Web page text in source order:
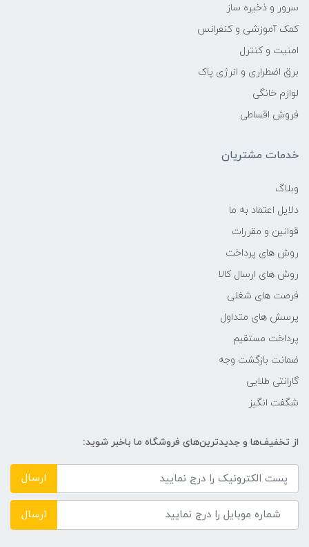
محدوده سرعت پردازنده
NVIDIA
حافظه اختصاصی پردازنده گرافیکی
2GB
سرور و ذخیره ساز
کمک آموزشی و کنفرانس
امنیت و کنترل
برق اضطراری و انرژی پاک
لوازم خانگی
فروش اقساطی
خدمات مشتریان
وبلاگ
دلایل اعتماد به ما
قوانین و مقررات
روش های پرداخت
روش های ارسال کالا
فرصت های شغلی
پرسش های متداول
پرداخت مستقیم
ضمانت بازگشت وجه
گارانتی طلایی
شگفت انگیز
از تخفیف‌ها و جدیدترین‌های فروشگاه ما باخبر شوید:
ارسال
ارسال